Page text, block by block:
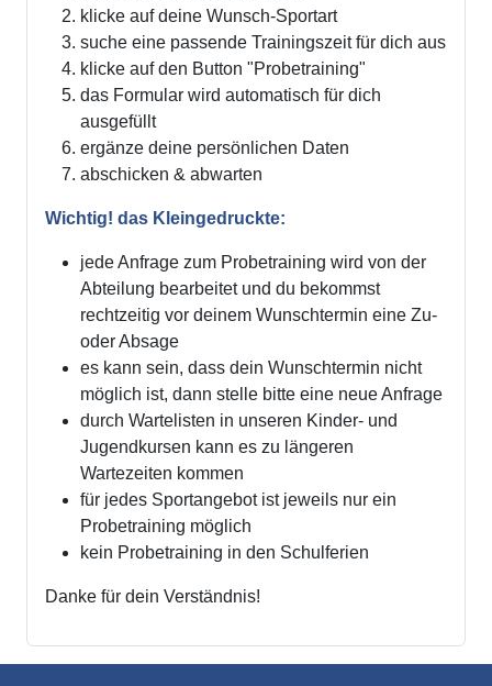
klicke auf deine Wunsch-Sportart
suche eine passende Trainingszeit für dich aus
klicke auf den Button "Probetraining"
das Formular wird automatisch für dich
ausgefüllt
ergänze deine persönlichen Daten
abschicken & abwarten
Wichtig! das Kleingedruckte:
jede Anfrage zum Probetraining wird von der
Abteilung bearbeitet und du bekommst
rechtzeitig vor deinem Wunschtermin eine Zu-
oder Absage
es kann sein, dass dein Wunschtermin nicht
möglich ist, dann stelle bitte eine neue Anfrage
durch Wartelisten in unseren Kinder- und
Jugendkursen kann es zu längeren
Wartezeiten kommen
für jedes Sportangebot ist jeweils nur ein
Probetraining möglich
kein Probetraining in den Schulferien
Danke für dein Verständnis!